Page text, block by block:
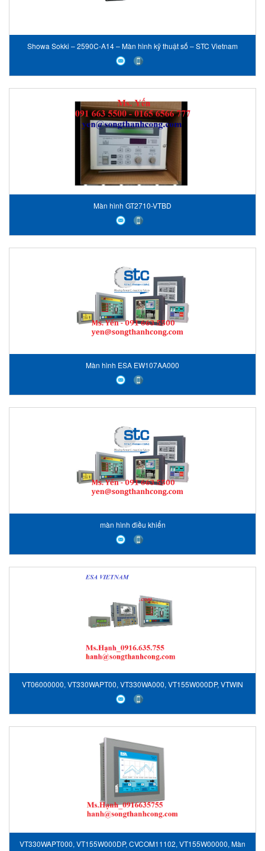
Showa Sokki – 2590C-A14 – Màn hình kỹ thuật số – STC Vietnam
Màn hình GT2710-VTBD
Màn hình ESA EW107AA000
màn hình điều khiển
VT06000000, VT330WAPT00, VT330WA000, VT155W000DP, VTWIN
KIT, Màn hình hiển thị, ESA Vietnam
VT330WAPT000, VT155W000DP, CVCOM11102, VT155W00000, Màn